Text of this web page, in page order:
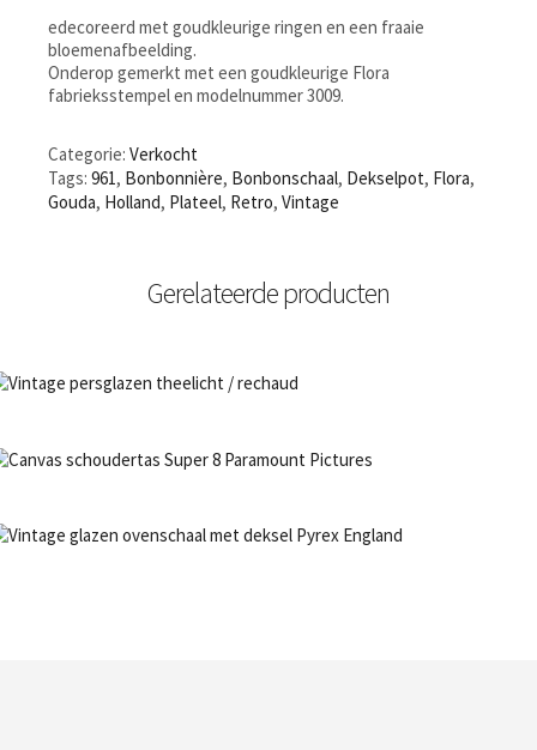
edecoreerd met goudkleurige ringen en een fraaie
bloemenafbeelding.
Onderop gemerkt met een goudkleurige Flora
fabrieksstempel en modelnummer 3009.
Categorie: Verkocht
Tags: 961, Bonbonnière, Bonbonschaal, Dekselpot, Flora,
Gouda, Holland, Plateel, Retro, Vintage
Gerelateerde producten